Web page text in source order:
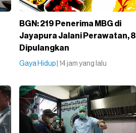
BGN: 219 Penerima MBG di
Jayapura Jalani Perawatan, 8
Dipulangkan
Gaya Hidup | 14 jam yang lalu